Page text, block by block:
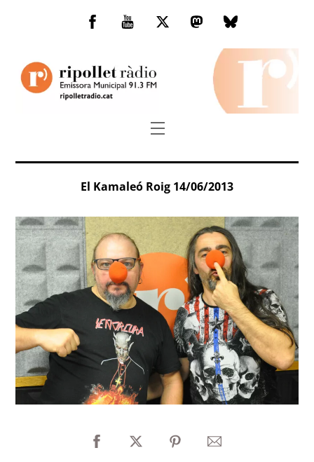
Facebook
You
TwitterMastodonBluesky
Menu
El Kamaleó Roig 14/06/2013